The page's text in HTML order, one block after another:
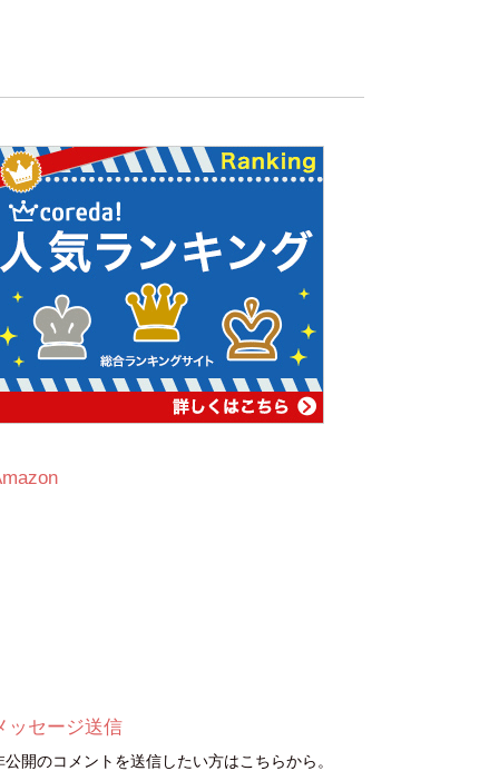
ッセージ送信
公開のコメントを送信したい方はこちらから。